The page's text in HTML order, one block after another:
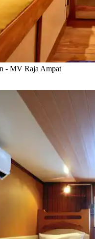
- MV Raja Ampat